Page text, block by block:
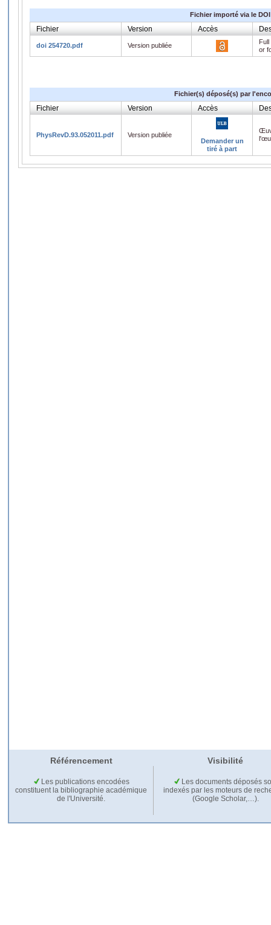
Fichier importé via le DOI
Fichier Version Accès
doi 254720.pdf Version publiée
or
Fichier(s) déposé(s) par
Fichier Version Accès
PhysRevD.93.052011.pdf
Version publiée
Demander un
tiré à part
Référencement Visibilité
Les publications encodées
constituent la bibliographie académique
de l'Université.
Les documents déposés
indexés par les moteurs de
(Google Scholar,…).